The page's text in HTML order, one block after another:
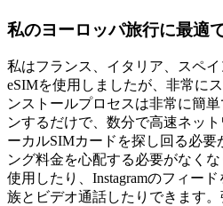
私のヨーロッパ旅行に最適で
私はフランス、イタリア、スペ
eSIMを使用しましたが、非常に
ンストールプロセスは非常に簡
ンするだけで、数分で高速ネッ
ーカルSIMカードを探し回る必要
ング料金を心配する必要がなく
使用したり、Instagramのフィー
族とビデオ通話したりできます